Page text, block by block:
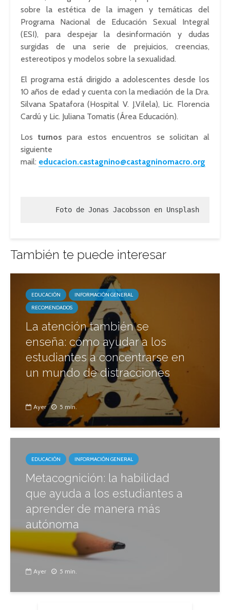
sobre la estética de la imagen y temáticas del
Programa Nacional de Educación Sexual Integral
(ESI), para despejar la desinformación y dudas
surgidas de una serie de prejuicios, creencias,
estereotipos y modelos sobre la sexualidad.
El programa está dirigido a adolescentes desde los
10 años de edad y cuenta con la mediación de la Dra.
Silvana Spatafora (Hospital V. J.Vilela), Lic. Florencia
Cardú y Lic. Juliana Tomatis (Área Educación).
Los turnos para estos encuentros se solicitan al
siguiente
mail: educacion.castagnino@castagninomacro.org
Foto de Jonas Jacobsson en Unsplash
También te puede interesar
EDUCACIÓN
INFORMACIÓN GENERAL
RECOMENDADOS
La atención también se
enseña: cómo ayudar a los
estudiantes a concentrarse en
un mundo de distracciones
Ayer 5 min.
EDUCACIÓN INFORMACIÓN GENERAL
Metacognición: la habilidad
que ayuda a los estudiantes a
aprender de manera más
autónoma
Ayer 5 min.